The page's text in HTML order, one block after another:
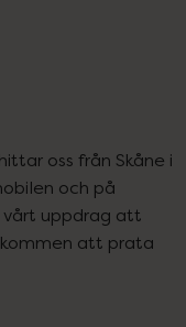
oss från Skåne i
och på
vårt uppdrag att
att prata